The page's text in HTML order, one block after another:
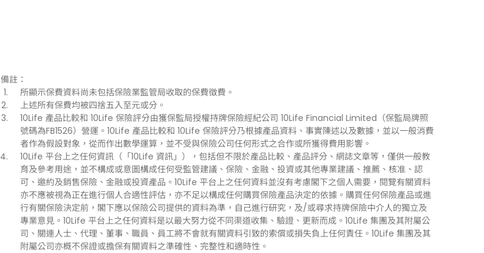
備註：
所顯示保費資料尚未包括保險業監管局收取的保費徵費。
上述所有保費均被四捨五入至元或分。
10Life 產品比較和 10Life 保險評分由獲保監局授權持牌保險經紀公司 10Life Financial Limited（保監局牌照
號碼為FB1526）營運。10Life 產品比較和 10Life 保險評分乃根據產品資料、事實陳述以及數據，並以一般消費
者作為假設對象，從而作出數學運算，並不受與保險公司任何形式之合作或所獲得費用影響。
10Life 平台上之任何資訊（「10Life 資訊」），包括但不限於產品比較、產品評分、網誌文章等，僅供一般教
育及參考用途，並不構成或意圖構成任何受監管建議、保險、金融、投資或其他專業建議、推薦、核准、認
可、邀約及銷售保險、金融或投資產品。10Life 平台上之任何資料並沒有考慮閣下之個人需要，閱覽有關資料
亦不應被視為正在進行個人合適性評估，亦不足以構成任何購買保險產品決定的依據。購買任何保險產品或進
行有關保險決定前，閣下應以保險公司提供的資料為準，自己進行研究，及/或尋求持牌保險中介人的獨立及
專業意見。10Life 平台上之任何資料是以最大努力從不同渠道收集、驗證、更新而成。10Life 集團及其附屬公
司、關連人士、代理、董事、職員、員工將不會就有關資料引致的索償或損失負上任何責任。10Life 集團及其
附屬公司亦概不保證或擔保有關資料之準確性、完整性和適時性。